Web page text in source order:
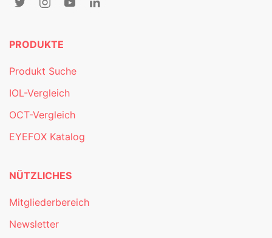
PRODUKTE
Produkt Suche
IOL-Vergleich
OCT-Vergleich
EYEFOX Katalog
NÜTZLICHES
Mitgliederbereich
Newsletter